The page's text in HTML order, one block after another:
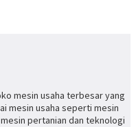
mesin usaha terbesar yang
mesin usaha seperti mesin
pertanian dan teknologi